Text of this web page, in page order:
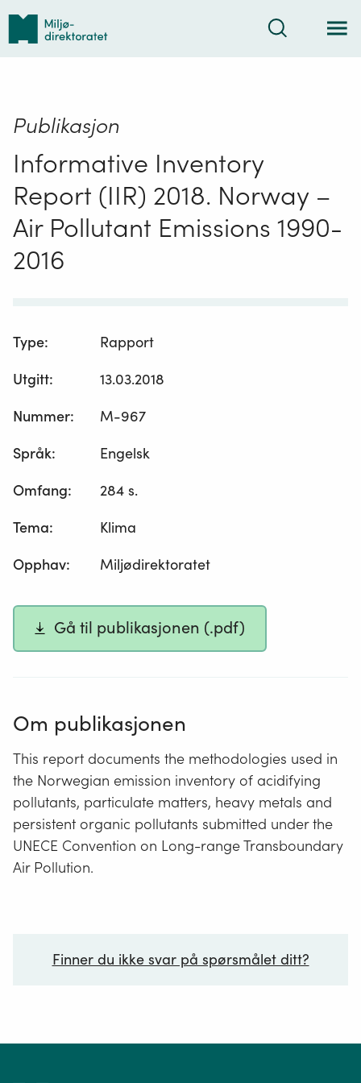
Tilbake
forsiden
Søk
Publikasjon
Informative Inventory
Report (IIR) 2018. Norway –
Air Pollutant Emissions 1990-
2016
Type:
Rapport
Utgitt:
13.03.2018
Nummer:
M-967
Språk:
Engelsk
Omfang:
284 s.
Tema:
Klima
Opphav: Miljødirektoratet
Gå til publikasjonen (.pdf)
Om publikasjonen
This report documents the methodologies used in
the Norwegian emission inventory of acidifying
pollutants, particulate matters, heavy metals and
persistent organic pollutants submitted under the
UNECE Convention on Long-range Transboundary
Air Pollution.
Finner du ikke svar på spørsmålet ditt?